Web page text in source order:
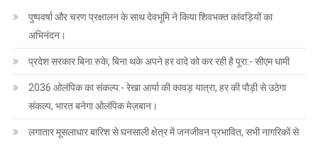
पुष्पवर्षा और चरण प्रक्षालन के साथ देवभूमि ने किया शिवभक्त कांवड़ियों का
अभिनंदन।
प्रदेश सरकार बिना रुके, बिना थके अपने हर वादे को कर रही है पूरा:- सीएम धामी
2036 ओलंपिक का संकल्प:- रेखा आर्या की कावड़ यात्रा, हर की पौड़ी से उठेगा
संकल्प, भारत बनेगा ओलंपिक मेज़बान।
लगातार मूसलाधार बारिश से घनसाली क्षेत्र में जनजीवन प्रभावित, सभी नागरिकों से